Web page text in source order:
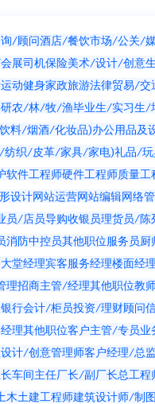
/顾问酒店/餐饮市场/公关/
展司机保险美术/设计/创意
运动健身家政旅游法律贸易/交
农/林/牧/渔毕业生/实习生/
料/烟酒/化妆品)办公用品及
纺织/皮革/家具/家电)礼品/
软件工程师硬件工程师质量工
设计网站运营网站编辑网络
员/店员导购收银员理货员/陈
消防中控员其他职位服务员厨
大堂经理宾客服务经理楼面经理
理招商主管/经理其他职位教
银行会计/柜员投资/理财顾问
理其他职位客户主管/专员业
设计/创意管理师客户经理/总
车间主任厂长/副厂长总工程
木土建工程师建筑设计师/制